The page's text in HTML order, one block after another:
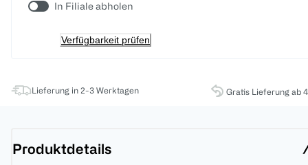
In Filiale abholen
Verfügbarkeit prüfen
Lieferung in 2-3 Werktagen Gratis Lieferung ab
Produktdetails